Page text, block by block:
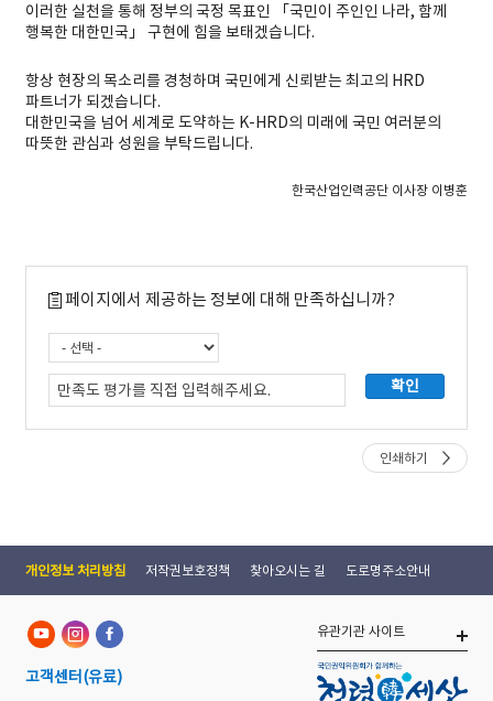
이러한 실천을 통해 정부의 국정 목표인 「국민이 주인인 나라, 함께
행복한 대한민국」 구현에 힘을 보태겠습니다.
항상 현장의 목소리를 경청하며 국민에게 신뢰받는 최고의 HRD
파트너가 되겠습니다.
대한민국을 넘어 세계로 도약하는 K-HRD의 미래에 국민 여러분의
따뜻한 관심과 성원을 부탁드립니다.
한국산업인력공단 이사장 이병훈
페이지에서 제공하는 정보에 대해 만족하십니까?
인쇄하기
개인정보 처리방침 저작권보호정책 찾아오시는 길 도로명주소안내
고객센터 (유료)
유관기관 사이트